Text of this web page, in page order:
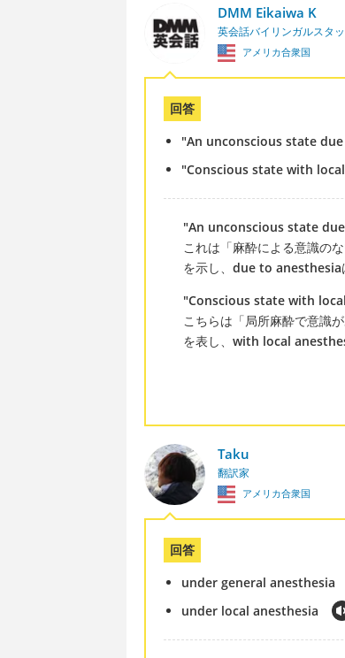
DMM Eikaiwa K
英会話バイリンガルスタ
アメリカ合衆国
回答
"An unconscious state
"Conscious state with
"An unconscious state
これは「麻酔による意識の
を示し、 due to anesthesia
"Conscious state with
こちらは「局所麻酔で意識
を表し、 with local
Taku
翻訳家
アメリカ合衆国
回答
under general anesthesia
under local anesthesia